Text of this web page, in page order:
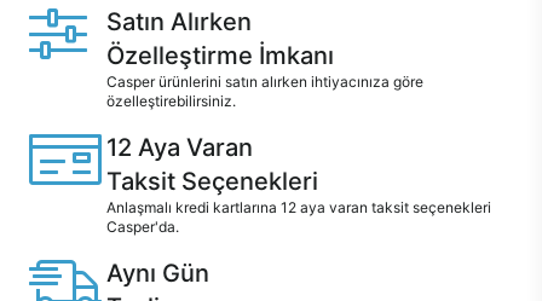
Satın Alırken
Özelleştirme İmkanı
Casper ürünlerini satın alırken ihtiyacınıza göre
özelleştirebilirsiniz.
12 Aya Varan
Taksit Seçenekleri
Anlaşmalı kredi kartlarına 12 aya varan taksit seçenekleri
Casper'da.
Aynı Gün